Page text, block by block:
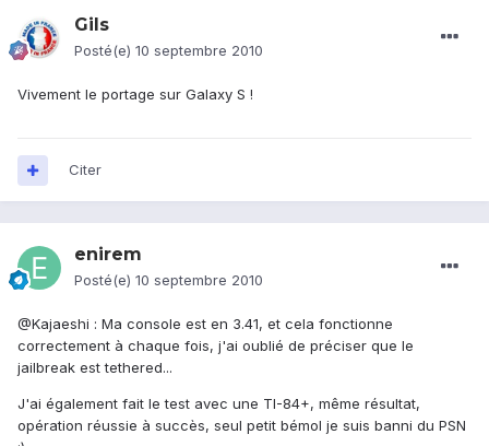
Gils
Posté(e) 10 septembre 2010
Vivement le portage sur Galaxy S !
Citer
enirem
Posté(e) 10 septembre 2010
@Kajaeshi : Ma console est en 3.41, et cela fonctionne
correctement à chaque fois, j'ai oublié de préciser que le
jailbreak est tethered...
J'ai également fait le test avec une TI-84+, même résultat,
opération réussie à succès, seul petit bémol je suis banni du PSN